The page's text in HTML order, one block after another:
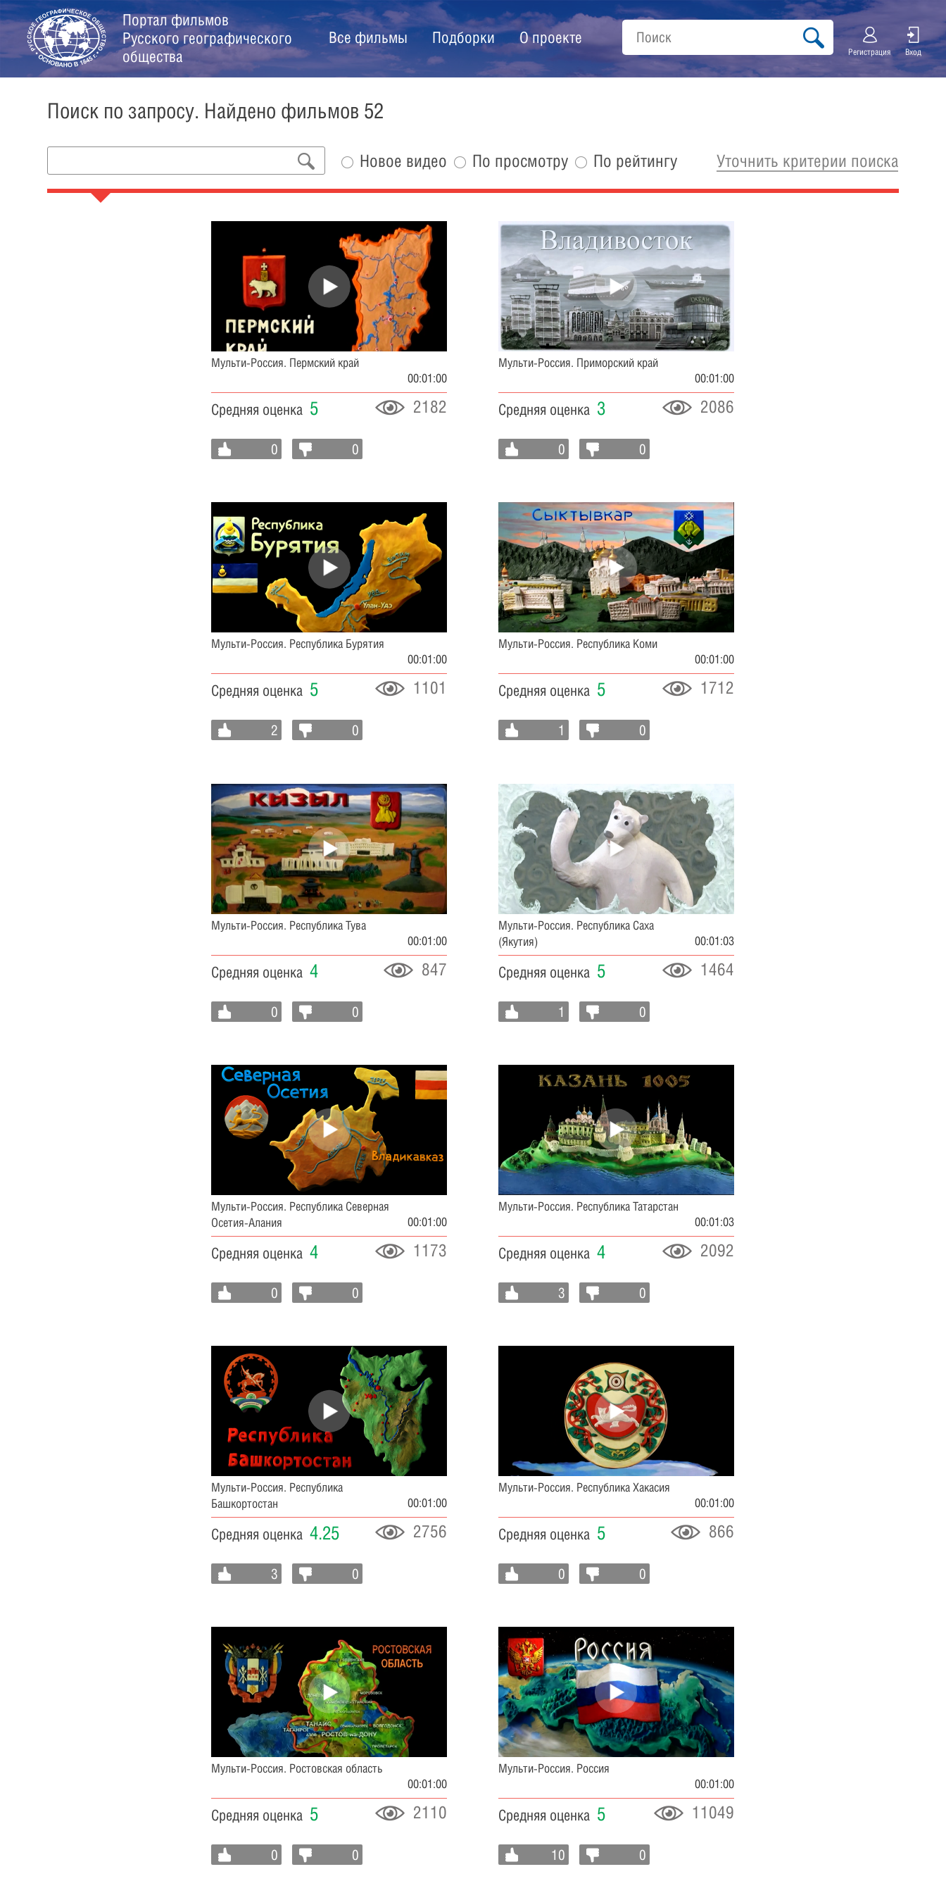
Портал фильмов
Русского географического
общества
Все фильмы Подборки О проекте
Регистрация Вход
Поиск по запросу. Найдено фильмов 52
Новое видео По просмотру По рейтингу Уточнить критерии поиска
Мульти-Россия. Пермский край
00:01:00
Средняя оценка 5 2182
0 0
Мульти-Россия. Приморский край
00:01:00
Средняя оценка 3 2086
0 0
Мульти-Россия. Республика Бурятия
00:01:00
Средняя оценка 5 1101
2 0
Мульти-Россия. Республика Коми
00:01:00
Средняя оценка 5 1712
1 0
Мульти-Россия. Республика Тува
00:01:00
Средняя оценка 4 847
0 0
Мульти-Россия. Республика Саха
(Якутия)
00:01:03
Средняя оценка 5 1464
1 0
Мульти-Россия. Республика Северная
Осетия-Алания
00:01:00
Средняя оценка 4 1173
0 0
Мульти-Россия. Республика Татарстан
00:01:03
Средняя оценка 4 2092
3 0
Мульти-Россия. Республика
Башкортостан
00:01:00
Средняя оценка 4.25 2756
3 0
Мульти-Россия. Республика Хакасия
00:01:00
Средняя оценка 5 866
0 0
Мульти-Россия. Ростовская область
00:01:00
Средняя оценка 5 2110
0 0
Мульти-Россия. Россия
00:01:00
Средняя оценка 5 11049
10 0